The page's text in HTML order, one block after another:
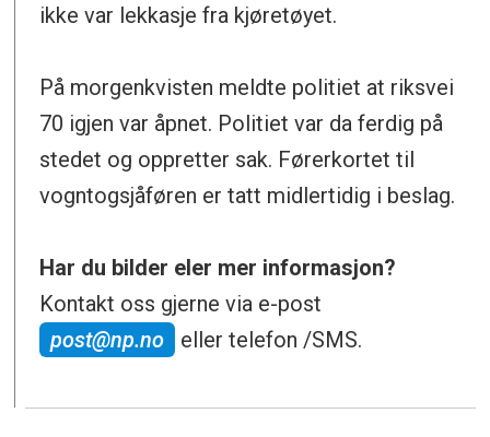
ikke var lekkasje fra kjøretøyet.
På morgenkvisten meldte politiet at riksvei
70 igjen var åpnet. Politiet var da ferdig på
stedet og oppretter sak. Førerkortet til
vogntogsjåføren er tatt midlertidig i beslag.
Har du bilder eler mer informasjon?
Kontakt oss gjerne via e-post
post@np.no
eller telefon /SMS.